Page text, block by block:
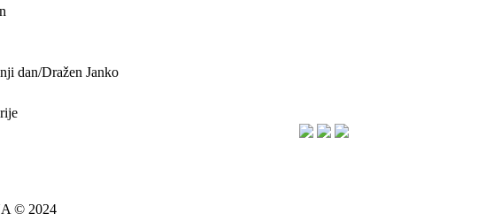
dan/Dražen Janko
© 2024